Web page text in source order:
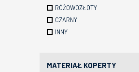
RÓŻOWOZŁOTY
CZARNY
INNY
MATERIAŁ KOPERTY